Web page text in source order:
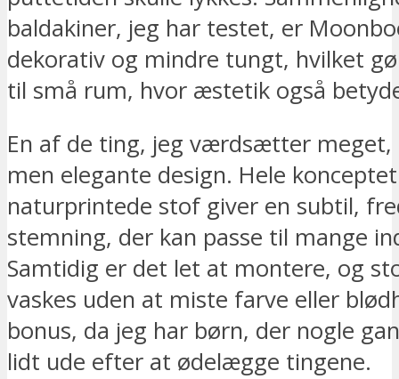
baldakiner, jeg har testet, er
dekorativ og mindre tungt, hvilket
til små rum, hvor æstetik også
En af de ting, jeg værdsætter meget,
men elegante design. Hele
naturprintede stof giver en subtil,
stemning, der kan passe til mange
Samtidig er det let at montere, og
vaskes uden at miste farve eller
bonus, da jeg har børn, der nogle
lidt ude efter at ødelægge tingene.